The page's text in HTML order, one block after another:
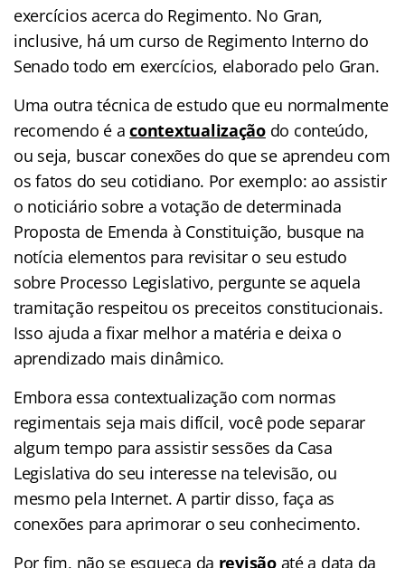
exercícios acerca do Regimento. No Gran,
inclusive, há um curso de Regimento Interno do
Senado todo em exercícios, elaborado pelo Gran.
Uma outra técnica de estudo que eu normalmente
recomendo é acontextualizaçãodo conteúdo,
ou seja, buscar conexões do que se aprendeu com
os fatos do seu cotidiano. Por exemplo: ao assistir
o noticiário sobre a votação de determinada
Proposta de Emenda à Constituição, busque na
notícia elementos para revisitar o seu estudo
sobre Processo Legislativo, pergunte se aquela
tramitação respeitou os preceitos constitucionais.
Isso ajuda a fixar melhor a matéria e deixa o
aprendizado mais dinâmico.
Embora essa contextualização com normas
regimentais seja mais difícil, você pode separar
algum tempo para assistir sessões da Casa
Legislativa do seu interesse na televisão, ou
mesmo pela Internet. A partir disso, faça as
conexões para aprimorar o seu conhecimento.
Por fim, não se esqueça da revisãoaté a data da